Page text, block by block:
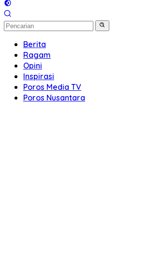
Berita
Ragam
Opini
Inspirasi
Poros Media TV
Poros Nusantara